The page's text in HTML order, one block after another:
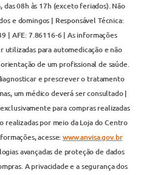
das 08h às 17h (exceto feriados). Não
e domingos | Responsável Técnica:
| AFE: 7.86116-6 | As informações
utilizadas para automedicação e não
de um profissional de saúde.
e prescrever o tratamento
um médico deverá ser consultado |
para compras realizadas
realizadas por meio da Loja do Centro
acesse:www.anvisa.gov.br
avançadas de proteção de dados
A privacidade e a segurança dos